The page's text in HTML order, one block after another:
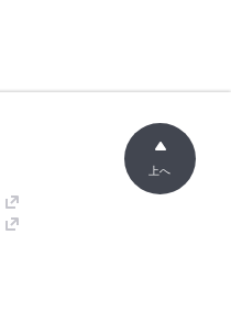
上へ